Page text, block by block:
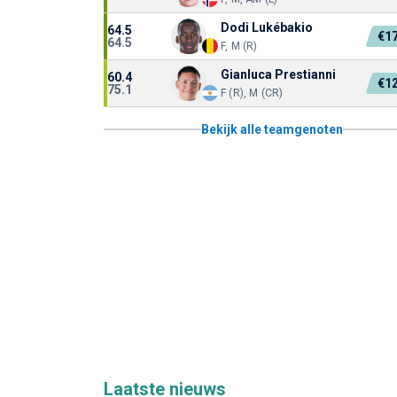
64.5
64.5
Dodi Lukébakio
F, M (R)
60.4
75.1
Gianluca Prestianni
F (R), M (CR)
Bekijk alle teamgenoten
Laatste nieuws